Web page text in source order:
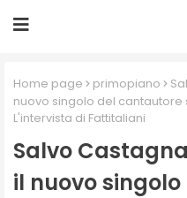
Home page primopiano
nuovo singolo del
L'intervista di Fattitaliani
Salvo
il nuovo